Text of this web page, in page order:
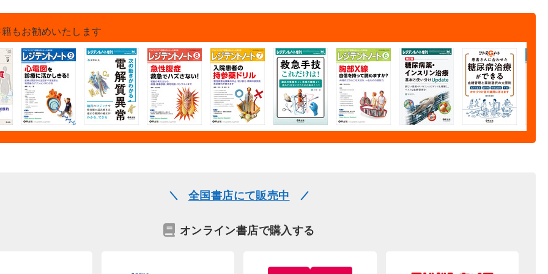
もお勧めいたします
全国書店にて販売中
オンライン書店で購入する